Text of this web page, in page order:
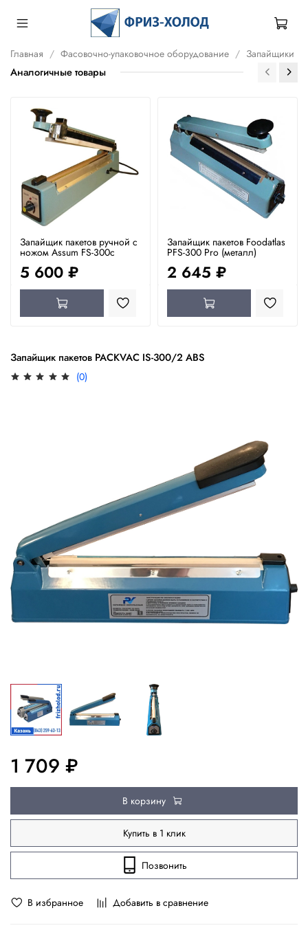
Главная Фасовочно-упаковочное оборудование Запайщики
Аналогичные товары
Запайщик пакетов ручной с
ножом Assum FS-300c
5 600 ₽
Запайщик пакетов Foodatlas
PFS-300 Pro (металл)
2 645 ₽
Запайщик пакетов PACKVAC IS-300/2 ABS
(0)
В избранное Добавить в сравнение
1 709 ₽
В корзину
Купить в 1 клик
Позвонить